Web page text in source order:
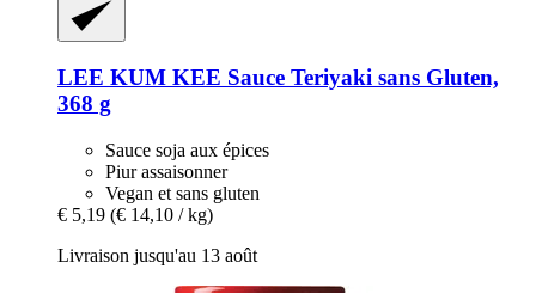
LEE KUM KEE Sauce Teriyaki sans Gluten,
368 g
Sauce soja aux épices
Piur assaisonner
Vegan et sans gluten
€ 5,19 (€ 14,10 / kg)
Livraison jusqu'au 13 août